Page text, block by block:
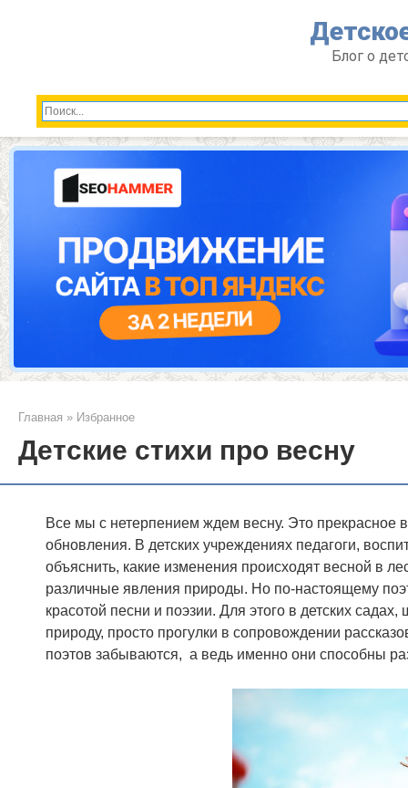
Блог о
Главная » Избранное
Детские стихи про весну
Все мы с нетерпением ждем весну. Это прекрасное
обновления. В детских учреждениях педагоги,
объяснить, какие изменения происходят весной в
различные явления природы. Но по-настоящему
красотой песни и поэзии. Для этого в детских
природу, просто прогулки в сопровождении
поэтов забываются, а ведь именно они способны